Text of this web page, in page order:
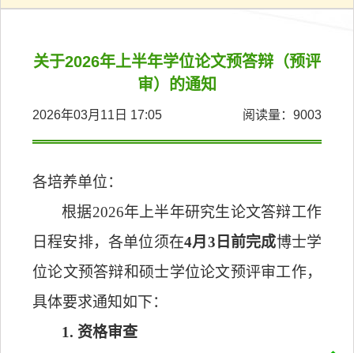
关于2026年上半年学位论文预答辩（预评
审）的通知
2026年03月11日 17:05 阅读量： 9003
各培养单位：
根据2026年上半年研究生论文答辩工作
日程安排，各单位须在4月 3 日前完成博士学
位论文预答辩和硕士学位论文预评审工作，
具体要求通知如下：
1. 资格审查